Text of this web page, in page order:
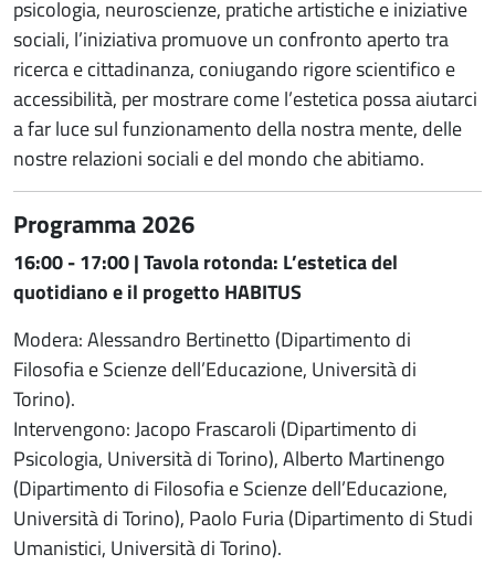
psicologia, neuroscienze, pratiche artistiche e iniziative
sociali, l’iniziativa promuove un confronto aperto tra
ricerca e cittadinanza, coniugando rigore scientifico e
accessibilità, per mostrare come l’estetica possa aiutarci
a far luce sul funzionamento della nostra mente, delle
nostre relazioni sociali e del mondo che abitiamo.
Programma 2026
16:00 - 17:00 | Tavola rotonda: L’estetica del
quotidiano e il progetto HABITUS
Modera: Alessandro Bertinetto (Dipartimento di
Filosofia e Scienze dell’Educazione, Università di
Torino).
Intervengono: Jacopo Frascaroli (Dipartimento di
Psicologia, Università di Torino), Alberto Martinengo
(Dipartimento di Filosofia e Scienze dell’Educazione,
Università di Torino), Paolo Furia (Dipartimento di Studi
Umanistici, Università di Torino).